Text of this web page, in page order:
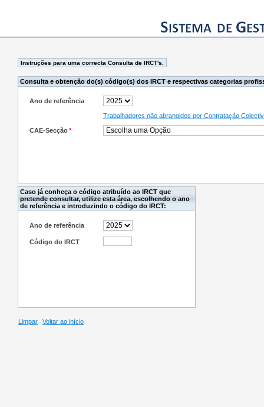
Consulta e obtenção do(s) código(s) dos IRCT e respectivas categorias
Ano de referência
Trabalhadores não abrangidos por Contratação
CAE-Secção*
Caso já conheça o código atribuído ao IRCT que
pretende consultar, utilize esta área, escolhendo o ano
de referência e introduzindo o código do IRCT:
Ano de referência
Código do IRCT
Limpar Voltar ao início